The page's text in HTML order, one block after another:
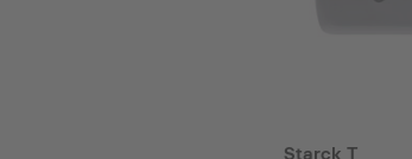
Starck T